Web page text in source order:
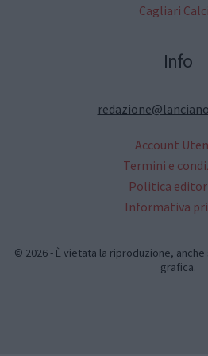
Cagliari
Info
Account
Termini e
Politica
Informativa
© 2026 - È vietata la riproduzione,
grafica.